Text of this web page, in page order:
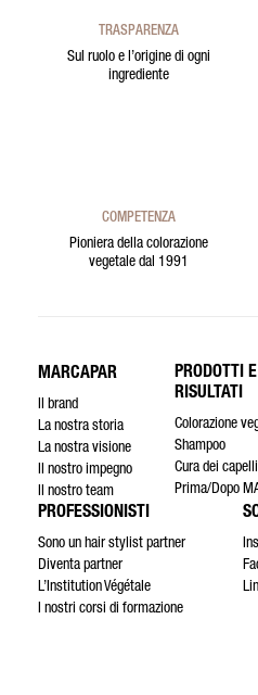
TRASPARENZA
Sul ruolo e l’origine di ogni
ingrediente
COMPETENZA
Pioniera della colorazione
vegetale dal 1991
MARCAPAR
Il brand
La nostra storia
La nostra visione
Il nostro impegno
Il nostro team
PRODOTTI E
RISULTATI
Colorazione
Shampoo
Cura dei capelli
Prima/Dopo
PROFESSIONISTI
Sono un hair stylist partner
Diventa partner
L’Institution Végétale
I nostri corsi di formazione